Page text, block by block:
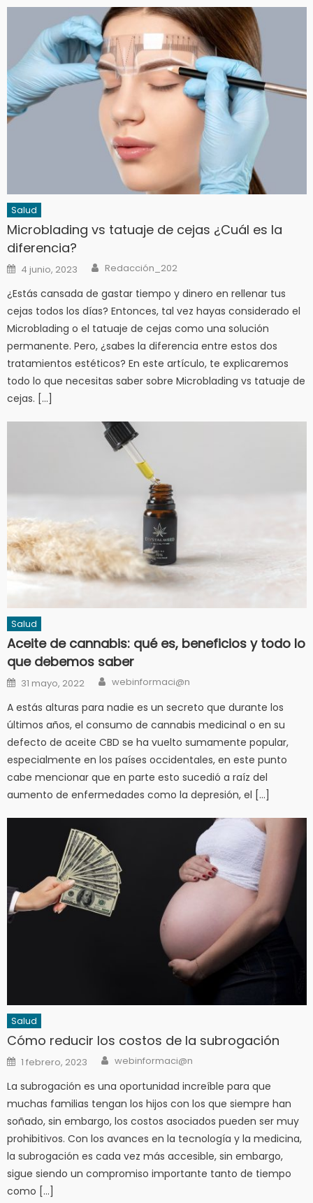
Salud
Microblading vs tatuaje de cejas ¿Cuál es la
diferencia?
Posted
on
4 junio, 2023 Author
Redacción_202
¿Estás cansada de gastar tiempo y dinero en rellenar tus
cejas todos los días? Entonces, tal vez hayas considerado el
Microblading o el tatuaje de cejas como una solución
permanente. Pero, ¿sabes la diferencia entre estos dos
tratamientos estéticos? En este artículo, te explicaremos
todo lo que necesitas saber sobre Microblading vs tatuaje de
cejas. […]
Salud
Aceite de cannabis: qué es, beneficios y todo lo
que debemos saber
Posted
on
31 mayo, 2022 Author
webinformaci@n
A estás alturas para nadie es un secreto que durante los
últimos años, el consumo de cannabis medicinal o en su
defecto de aceite CBD se ha vuelto sumamente popular,
especialmente en los países occidentales, en este punto
cabe mencionar que en parte esto sucedió a raíz del
aumento de enfermedades como la depresión, el […]
Salud
Cómo reducir los costos de la subrogación
Posted
on
1 febrero, 2023 Author
webinformaci@n
La subrogación es una oportunidad increíble para que
muchas familias tengan los hijos con los que siempre han
soñado, sin embargo, los costos asociados pueden ser muy
prohibitivos. Con los avances en la tecnología y la medicina,
la subrogación es cada vez más accesible, sin embargo,
sigue siendo un compromiso importante tanto de tiempo
como […]